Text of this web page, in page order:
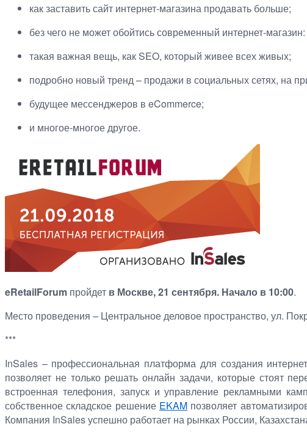
как заставить сайт интернет-магазина продавать больше;
без чего не может обойтись современный интернет-
такая важная вещь, как SEO, который живее всех живых;
подробно новый тренд – продажи в социальных сетях, на
будущее мессенджеров в eCommerce;
и многое-многое другое.
eRetailForum пройдет в Москве, 21 сентября. Начало в 10:00.
Место проведения – Центральное деловое пространство, ул.
***
InSales – профессиональная платформа для создания
позволяет не только решать онлайн задачи, которые стоят
встроенная телефония, запуск и управление рекламными
собственное складское решение EKAM позволяет
Компания InSalesуспешно работает на рынках России,